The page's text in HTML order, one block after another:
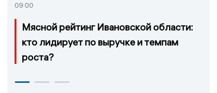
09:00
Мясной рейтинг Ивановской области:
кто лидирует по выручке и темпам
роста?